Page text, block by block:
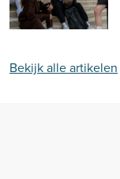
Bekijk alle artikelen